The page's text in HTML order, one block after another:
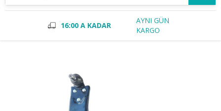
16:00 A KADAR
AYNI GÜN
KARGO